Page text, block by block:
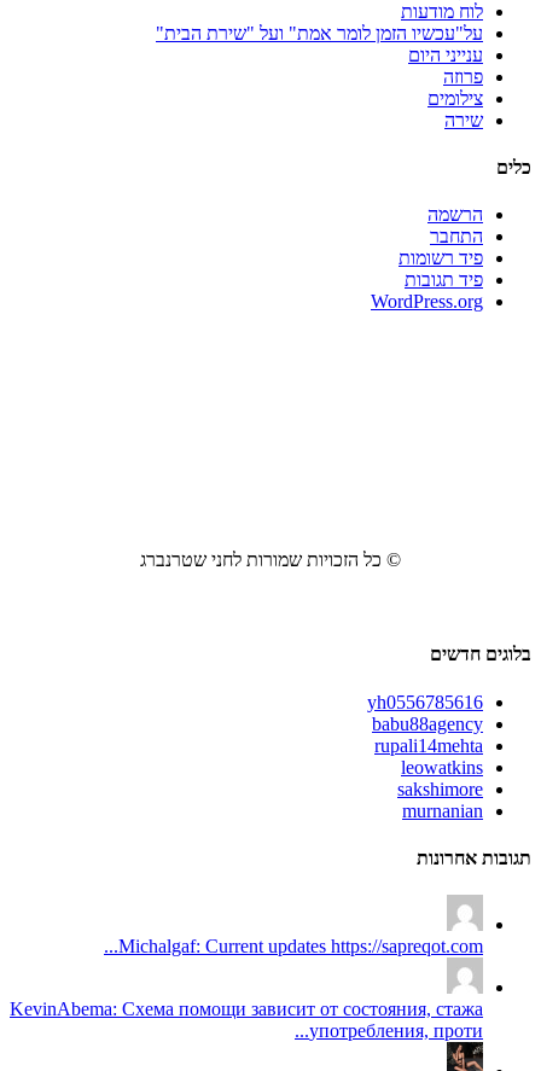
לוח מודעות
על"עכשיו הזמן לומר אמת" ועל "שירת הבית"
ענייני היום
פרוזה
צילומים
שירה
כלים
הרשמה
התחבר
פיד רשומות
פיד תגובות
WordPress.org
© כל הזכויות שמורות לחני שטרנברג
בלוגים חדשים
yh0556785616
babu88agency
rupali14mehta
leowatkins
sakshimore
murnanian
תגובות אחרונות
Michalgaf: Current updates https://sapreqot.com...
KevinAbema: Схема помощи зависит от состояния, стажа
употребления, проти...